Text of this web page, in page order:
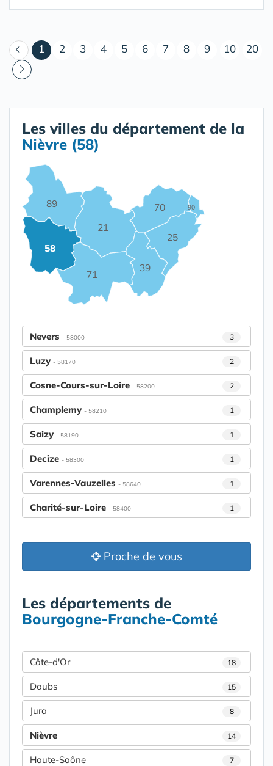
1 (courant)
2 3 4 5 6 7 8 9 10 20
Les villes du département de la
Nièvre (58)
21
25
39
58
70
71
89 90
Nevers - 58000 3
Luzy - 58170 2
Cosne-Cours-sur-Loire - 58200 2
Champlemy - 58210 1
Saizy - 58190 1
Decize - 58300 1
Varennes-Vauzelles - 58640 1
Charité-sur-Loire - 58400 1
Proche de vous
Les départements de
Bourgogne-Franche-Comté
Côte-d'Or 18
Doubs 15
Jura 8
Nièvre 14
Haute-Saône 7